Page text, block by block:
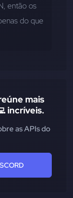
então os
do que
mais
incríveis.
as APIs do